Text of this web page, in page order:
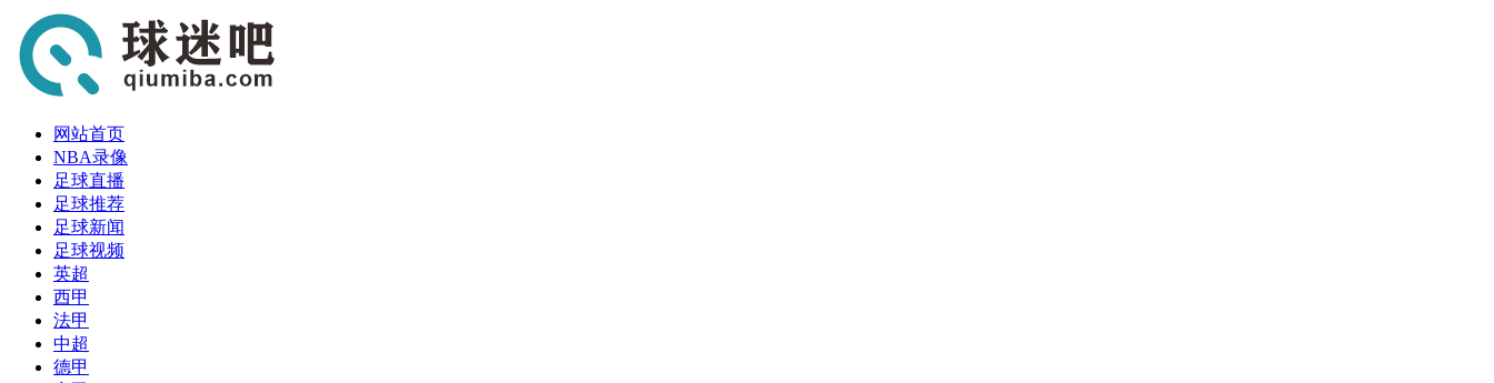
网站首页
NBA录像
足球直播
足球推荐
足球新闻
足球视频
英超
西甲
法甲
中超
德甲